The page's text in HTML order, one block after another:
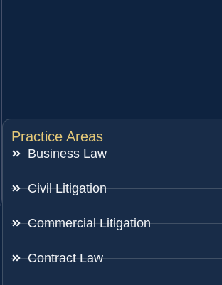
Practice Areas
Business Law
Civil Litigation
Commercial Litigation
Contract Law